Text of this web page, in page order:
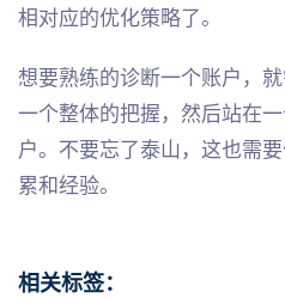
相对应的优化策略了。
想要熟练的诊断一个账户，
一个整体的把握，然后站在
户。不要忘了泰山，这也需
累和经验。
相关标签：